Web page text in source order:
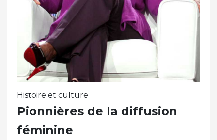
Histoire et culture
Pionnières de la diffusion
féminine